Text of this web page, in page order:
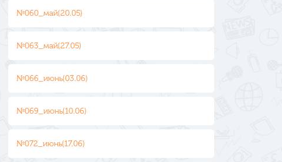
№060_май(20.05)
№063_май(27.05)
№066_июнь(03.06)
№069_июнь(10.06)
№072_июнь(17.06)